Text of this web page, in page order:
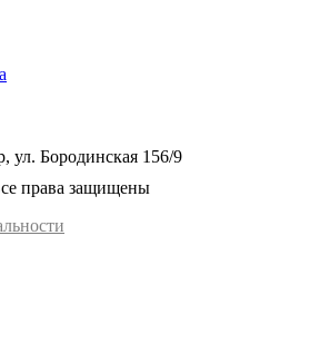
ул. Бородинская 156/9
права защищены